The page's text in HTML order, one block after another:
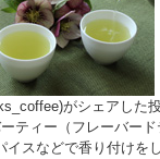
がシェアした
ティー（フレーバー
イスなどで香り付けを